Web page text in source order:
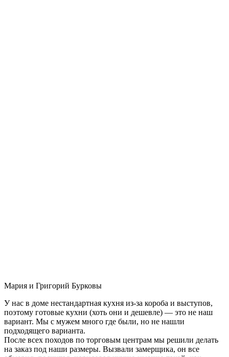
Мария и Григорий Бурковы
У нас в доме нестандартная кухня из-за короба и выступов,
поэтому готовые кухни (хоть они и дешевле) — это не наш
вариант. Мы с мужем много где были, но не нашли
подходящего варианта.
После всех походов по торговым центрам мы решили делать
на заказ под наши размеры. Вызвали замерщика, он все